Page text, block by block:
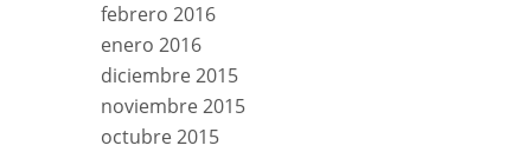
febrero 2016
enero 2016
diciembre 2015
noviembre 2015
octubre 2015